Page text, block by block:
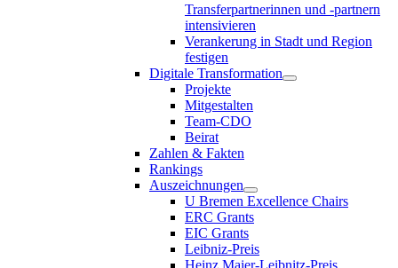
Transferpartnerinnen und -partnern
intensivieren
Verankerung in Stadt und Region
festigen
Digitale Transformation
Projekte
Mitgestalten
Team-CDO
Beirat
Zahlen & Fakten
Rankings
Auszeichnungen
U Bremen Excellence Chairs
ERC Grants
EIC Grants
Leibniz-Preis
Heinz Maier-Leibnitz-Preis